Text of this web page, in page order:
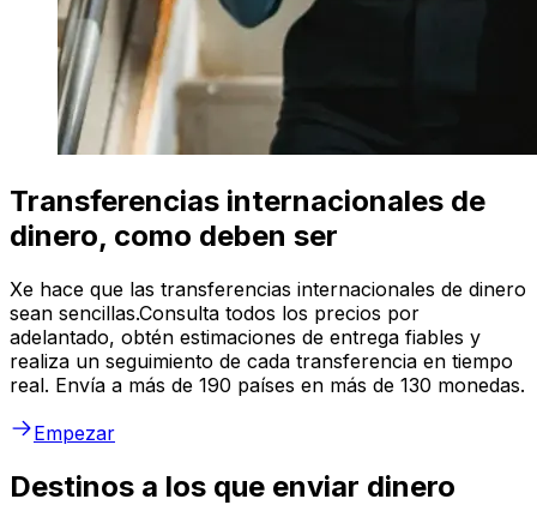
Transferencias internacionales de
dinero, como deben ser
Xe hace que las transferencias internacionales de dinero
sean sencillas.Consulta todos los precios por
adelantado, obtén estimaciones de entrega fiables y
realiza un seguimiento de cada transferencia en tiempo
real. Envía a más de 190 países en más de 130 monedas.
Empezar
Destinos a los que enviar dinero